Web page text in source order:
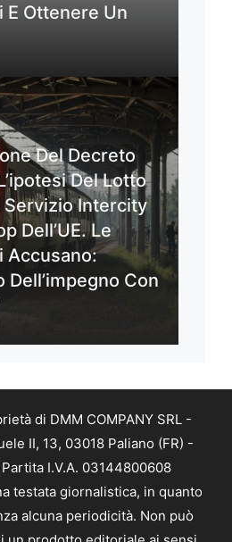
E Ottenere Un
Del Decreto
Del Lotto
Servizio Intercity
Dell’UE. Le
Accusano:
Dell’impegno Con
di DMM COMPANY SRL -
II, 13, 03018 Paliano (FR) -
I.V.A. 03144800608
testata giornalistica, in quanto
alcuna periodicità. Non può